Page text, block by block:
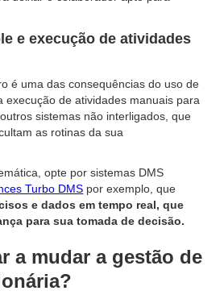
e execução de atividades
é uma das consequências do uso de
execução de atividades manuais para
sistemas não interligados, que
as rotinas da sua
opte por sistemas DMS
Turbo DMS por exemplo, que
e dados em tempo real, que
para sua tomada de decisão.
a mudar a gestão de